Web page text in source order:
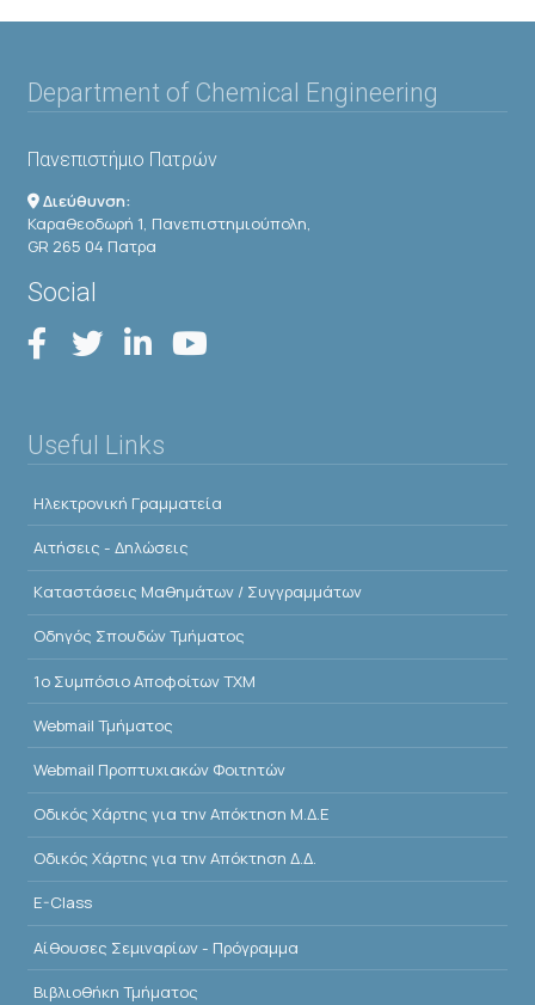
Department of Chemical Engineering
Πανεπιστήμιο Πατρών
Διεύθυνση:
Καραθεοδωρή 1, Πανεπιστημιούπολη,
GR 265 04 Πατρα
Social
Useful Links
Ηλεκτρονική Γραμματεία
Αιτήσεις - Δηλώσεις
Kαταστάσεις Μαθημάτων / Συγγραμμάτων
Οδηγός Σπουδών Τμήματος
1o Συμπόσιο Αποφοίτων ΤΧΜ
Webmail Τμήματος
Webmail Προπτυχιακών Φοιτητών
Οδικός Χάρτης για την Απόκτηση Μ.Δ.Ε
Οδικός Χάρτης για την Απόκτηση Δ.Δ.
E-Class
Αίθουσες Σεμιναρίων - Πρόγραμμα
Βιβλιοθήκη Τμήματος